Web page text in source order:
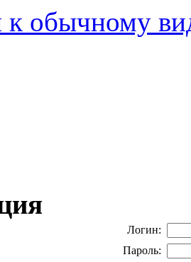
к обычному
Логин:
Пароль: